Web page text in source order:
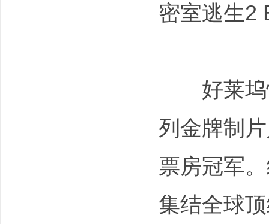
密室逃生2
好莱坞
列金牌制
票房冠军
集结全球